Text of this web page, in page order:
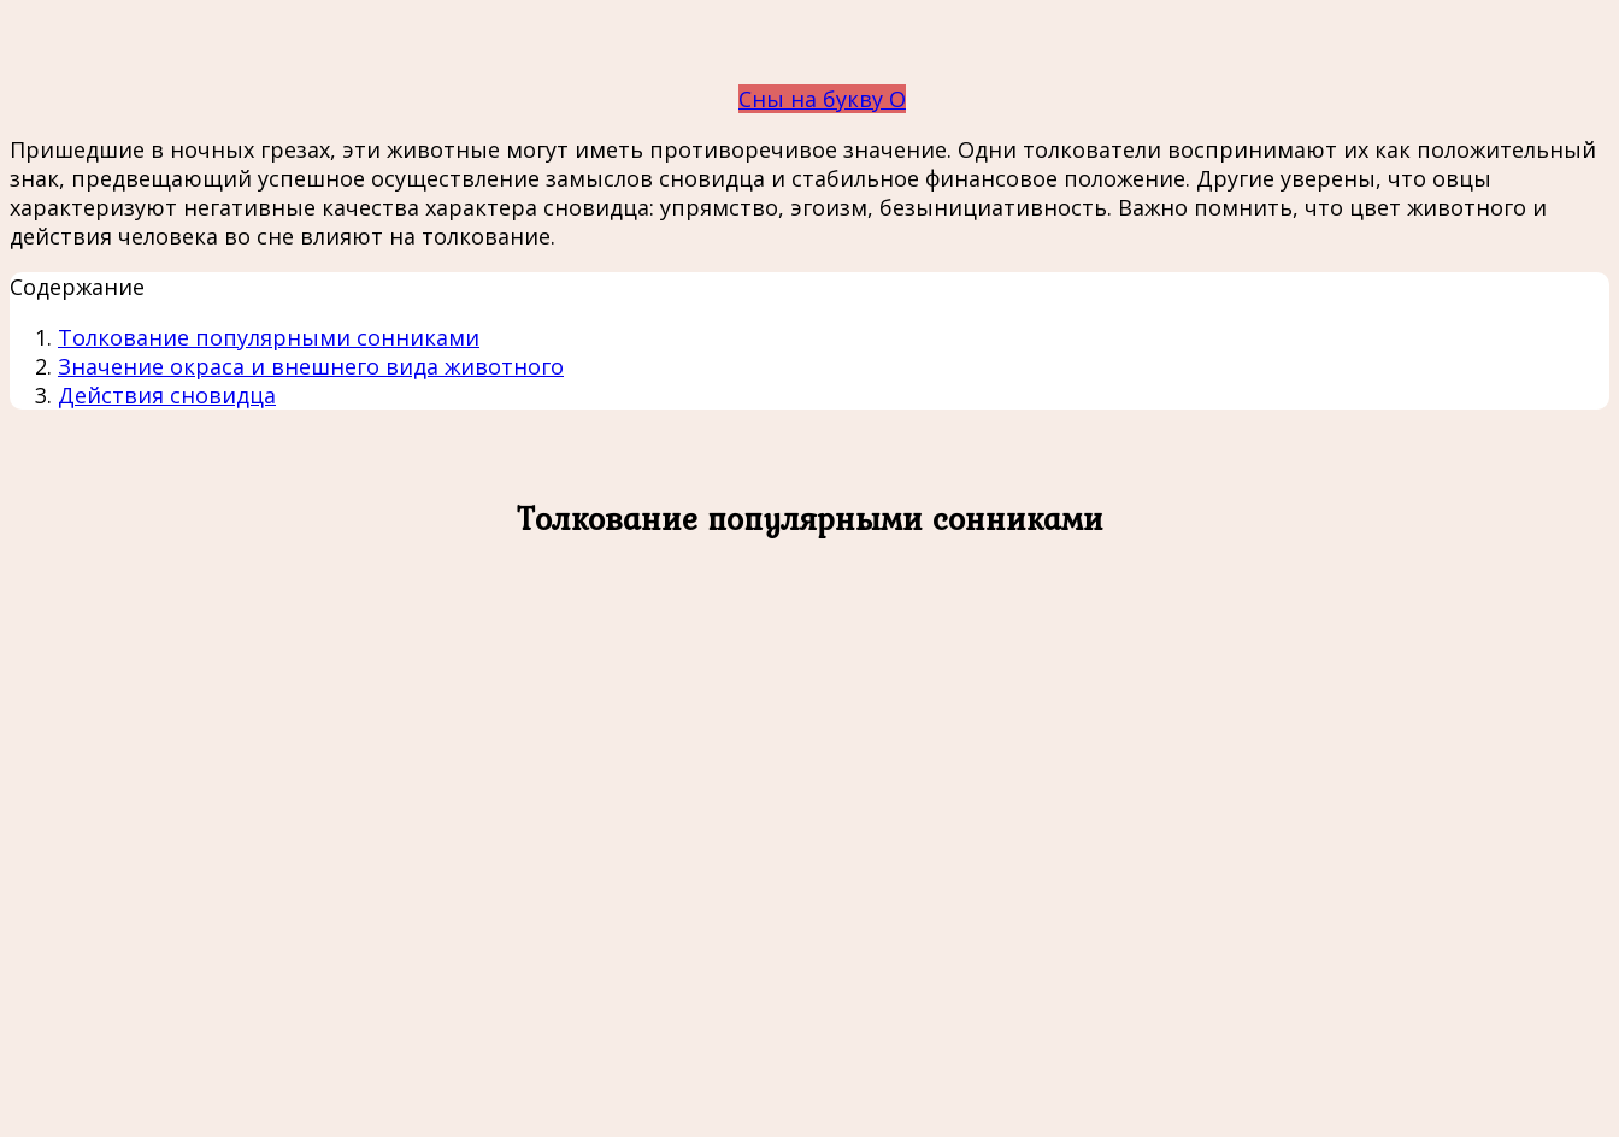
Сны на букву О
Пришедшие в ночных грезах, эти животные могут иметь противоречивое значение. Одни толкователи воспринимают их как положительный
знак, предвещающий успешное осуществление замыслов сновидца и стабильное финансовое положение. Другие уверены, что овцы
характеризуют негативные качества характера сновидца: упрямство, эгоизм, безынициативность. Важно помнить, что цвет животного и
действия человека во сне влияют на толкование.
Содержание
Толкование популярными сонниками
Значение окраса и внешнего вида животного
Действия сновидца
Толкование популярными сонниками